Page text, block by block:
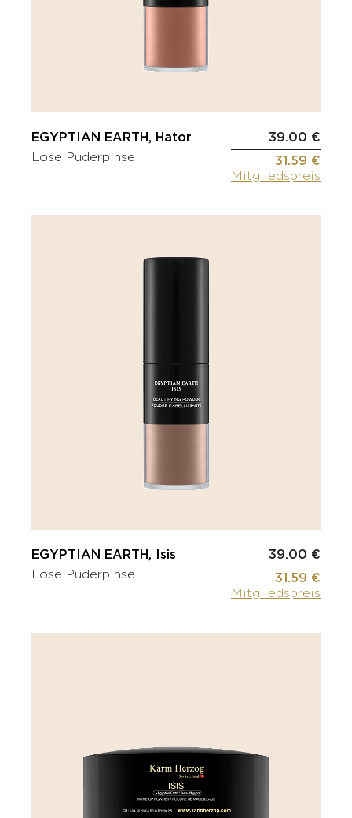
EGYPTIAN EARTH, Hator
Lose Puderpinsel
39.00 €
31.59 €
Mitgliedspreis
EGYPTIAN EARTH, Isis
Lose Puderpinsel
39.00 €
31.59 €
Mitgliedspreis